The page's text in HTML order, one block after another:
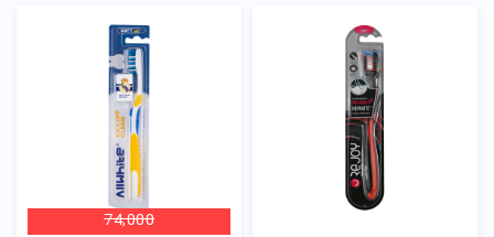
74,000